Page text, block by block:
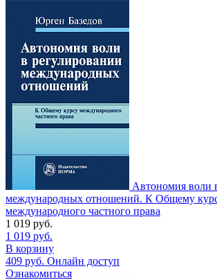
Автономия воли
международных отношений. К Общему
международного частного права
1 019 руб.
1 019 руб.
В корзину
409 руб. Онлайн доступ
Ознакомиться